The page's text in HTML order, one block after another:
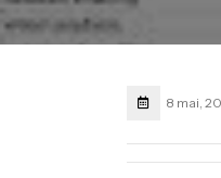
8 mai,